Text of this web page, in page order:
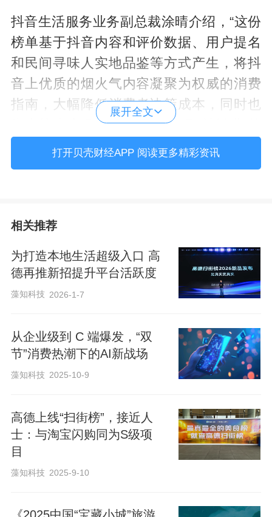
抖音生活服务业务副总裁涂晴介绍，“这份
榜单基于抖音内容和评价数据、用户提名
和民间寻味人实地品鉴等方式产生，将抖
音上优质的烟火气内容凝聚为权威的消费
指南，大幅降低消费者决策成本，同时也
为上榜小店提供一条‘被看见’到‘被消费’的
快速成长路径。”
民间寻味人。他们人均打卡超过500家餐
厅，平均发布过400篇探店评价。“正是‘民
间寻味人’深入街头的实地暗访和真实反
馈，构成了这个榜单最坚固的基石。”抖音
据介绍，首批全国共有360家小店登上抖音
生活服务烟火榜，覆盖北京、上海、广
汉、重庆10座城市。其中，只此一家的单
店占比95%，十年老店和本地特色菜小店
分别占比61%和58%。
展开全文
打开贝壳财经APP 阅读更多精彩资讯
相关推荐
为打造本地生活超级入口 高
德再推新招提升平台活跃度
藻知科技 2026-1-7
从企业级到 C 端爆发，“双
节”消费热潮下的AI新战场
藻知科技 2025-10-9
高德上线“扫街榜”，接近人
士：与淘宝闪购同为S级项
目
藻知科技 2025-9-10